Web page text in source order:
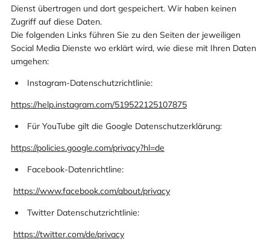
Dienst übertragen und dort gespeichert. Wir haben keinen
Zugriff auf diese Daten.
Die folgenden Links führen Sie zu den Seiten der jeweiligen
Social Media Dienste wo erklärt wird, wie diese mit Ihren Daten
umgehen:
Instagram-Datenschutzrichtlinie:
https://help.instagram.com/519522125107875
Für YouTube gilt die Google Datenschutzerklärung:
https://policies.google.com/privacy?hl=de
Facebook-Datenrichtline:
https://www.facebook.com/about/privacy
Twitter Datenschutzrichtlinie:
https://twitter.com/de/privacy